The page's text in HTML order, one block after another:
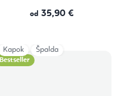
od 35,90 €
Bestseller
Kapok Špalda